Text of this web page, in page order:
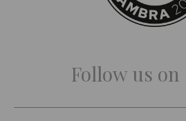
Follow us on